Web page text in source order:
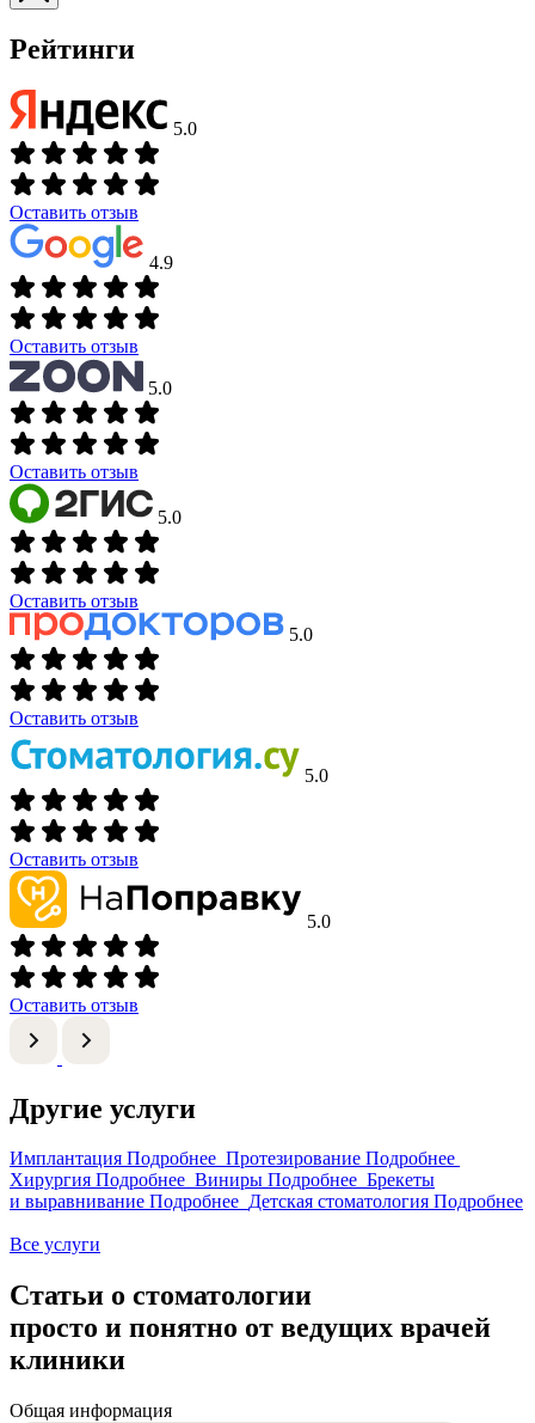
Рейтинги
5.0
Оставить отзыв
4.9
Оставить отзыв
5.0
Оставить отзыв
5.0
Оставить отзыв
5.0
Оставить отзыв
5.0
Оставить отзыв
5.0
Оставить отзыв
Другие услуги
Имплантация Подробнее Протезирование Подробнее
Хирургия Подробнее Виниры Подробнее Брекеты
и выравнивание Подробнее Детская стоматология Подробнее
Все услуги
Статьи о стоматологии
просто и понятно от ведущих врачей
клиники
Общая информация